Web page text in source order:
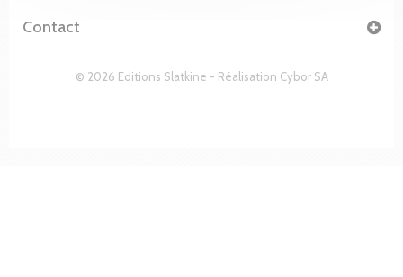
© 2026 Editions Slatkine - Réalisation Cybor SA
Contact